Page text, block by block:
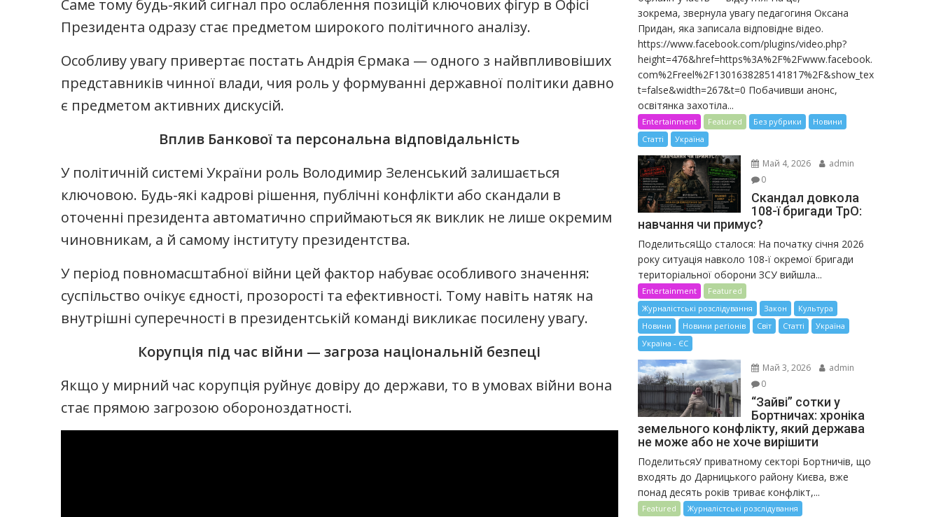
Саме тому будь-який сигнал про ослаблення позицій ключових фігур в Офісі
Президента одразу стає предметом широкого політичного аналізу.
Особливу увагу привертає постать Андрія Єрмака — одного з найвпливовіших
представників чинної влади, чия роль у формуванні державної політики давно
є предметом активних дискусій.
Вплив Банкової та персональна відповідальність
У політичній системі України роль Володимир Зеленський залишається
ключовою. Будь-які кадрові рішення, публічні конфлікти або скандали в
оточенні президента автоматично сприймаються як виклик не лише окремим
чиновникам, а й самому інституту президентства.
У період повномасштабної війни цей фактор набуває особливого значення:
суспільство очікує єдності, прозорості та ефективності. Тому навіть натяк на
внутрішні суперечності в президентській команді викликає посилену увагу.
Корупція під час війни — загроза національній безпеці
Якщо у мирний час корупція руйнує довіру до держави, то в умовах війни вона
стає прямою загрозою обороноздатності.
зокрема, звернула увагу педагогиня Оксана
Придан, яка записала відповідне відео.
https://www.facebook.com/plugins/video.php?
height=476&href=https%3A%2F%2Fwww.facebook.
com%2Freel%2F1301638285141817%2F&show_tex
t=false&width=267&t=0 Побачивши анонс,
освітянка захотіла...
Entertainment Featured Без рубрики
Новини
Статті
Україна
Май 4, 2026
admin
0
Скандал довкола
108-ї бригади ТрО:
навчання чи примус?
ПоделитьсяЩо сталося: На початку січня 2026
року ситуація навколо 108-ї окремої бригади
територіальної оборони ЗСУ вийшла...
Entertainment
Featured
Журналістські розслідування
Закон
Культура
Новини
Новини регіонів Світ Статті
Україна
Україна - ЄС
Май 3, 2026
admin
0
“Зайві” сотки у
Бортничах: хроніка
земельного конфлікту, який держава
не може або не хоче вирішити
ПоделитьсяУ приватному секторі Бортничів, що
входять до Дарницького району Києва, вже
понад десять років триває конфлікт,...
Featured
Журналістські розслідування